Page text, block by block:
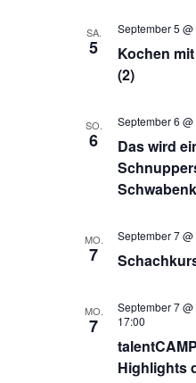
SA.
5
Kochen
(2)
September 5 @
SO.
6
Das wird
September 6 @
MO.
7
September 7 @
MO.
7
Highlights
September 7 @
17:00